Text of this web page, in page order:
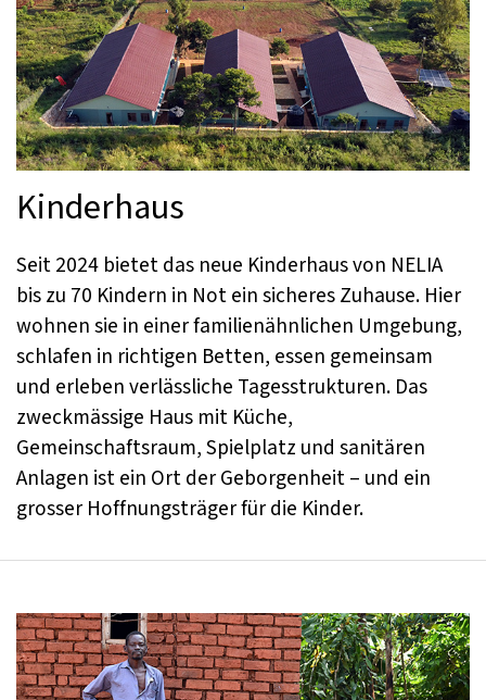
Kinderhaus
Seit 2024 bietet das neue Kinderhaus von NELIA
bis zu 70 Kindern in Not ein sicheres Zuhause. Hier
wohnen sie in einer familienähnlichen Umgebung,
schlafen in richtigen Betten, essen gemeinsam
und erleben verlässliche Tagesstrukturen. Das
zweckmässige Haus mit Küche,
Gemeinschaftsraum, Spielplatz und sanitären
Anlagen ist ein Ort der Geborgenheit – und ein
grosser Hoffnungsträger für die Kinder.